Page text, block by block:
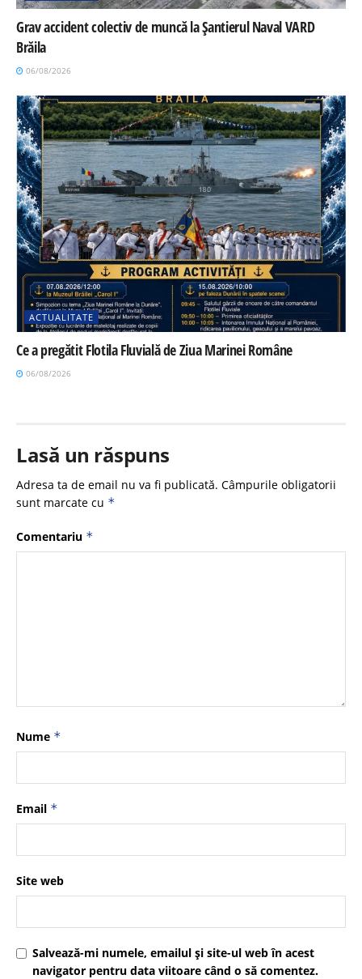
Grav accident colectiv de muncă la Șantierul Naval VARD
Brăila
06/08/2026
ACTUALITATE
Ce a pregătit Flotila Fluvială de Ziua Marinei Române
06/08/2026
Lasă un răspuns
Adresa ta de email nu va fi publicată. Câmpurile obligatorii
sunt marcate cu *
Comentariu *
Nume *
Email *
Site web
Salvează-mi numele, emailul și site-ul web în acest
navigator pentru data viitoare când o să comentez.